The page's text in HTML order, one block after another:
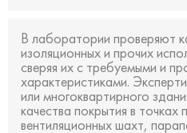
В лаборатории проверяют
изоляционных и прочих
сверяя их с требуемыми и
характеристиками.
или многоквартирного
качества покрытия в
вентиляционных шахт,